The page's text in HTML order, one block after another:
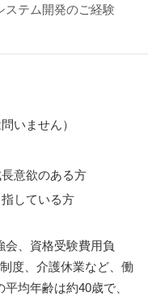
ステム開発のご経験
いません）
意欲のある方
している方
会、資格受験費用負
度、介護休業など、働
均年齢は約40歳で、